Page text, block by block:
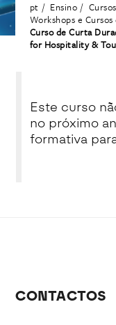
pt Ensino
Cursos
Workshops e
Curso de Curta
for Hospitality &
Este curso
no próximo
formativa
CONTACTOS